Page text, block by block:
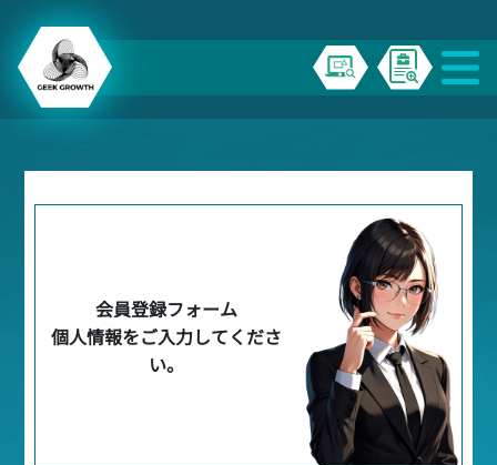
会員登録フォーム
個人情報をご入力してくださ
い。